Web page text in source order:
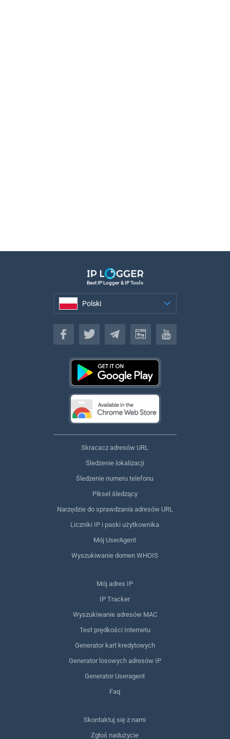
Best IP Logger & IP Tools
Polski
Polski
Skracacz adresów URL
Śledzenie lokalizacji
Śledzenie numeru telefonu
Piksel śledzący
Narzędzie do sprawdzania adresów URL
Liczniki IP i paski użytkownika
Mój UserAgent
Wyszukiwanie domen WHOIS
Mój adres IP
IP Tracker
Wyszukiwanie adresów MAC
Test prędkości Internetu
Generator kart kredytowych
Generator losowych adresów IP
Generator Useragent
Faq
Skontaktuj się z nami
Zgłoś nadużycie